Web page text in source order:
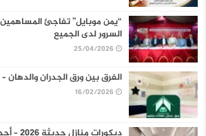
“يمن موبايل” تفاجئ
السرور لدى الجميع
25/04/2026
الفرق بين ورق الجدران والدهان
16/02/2026